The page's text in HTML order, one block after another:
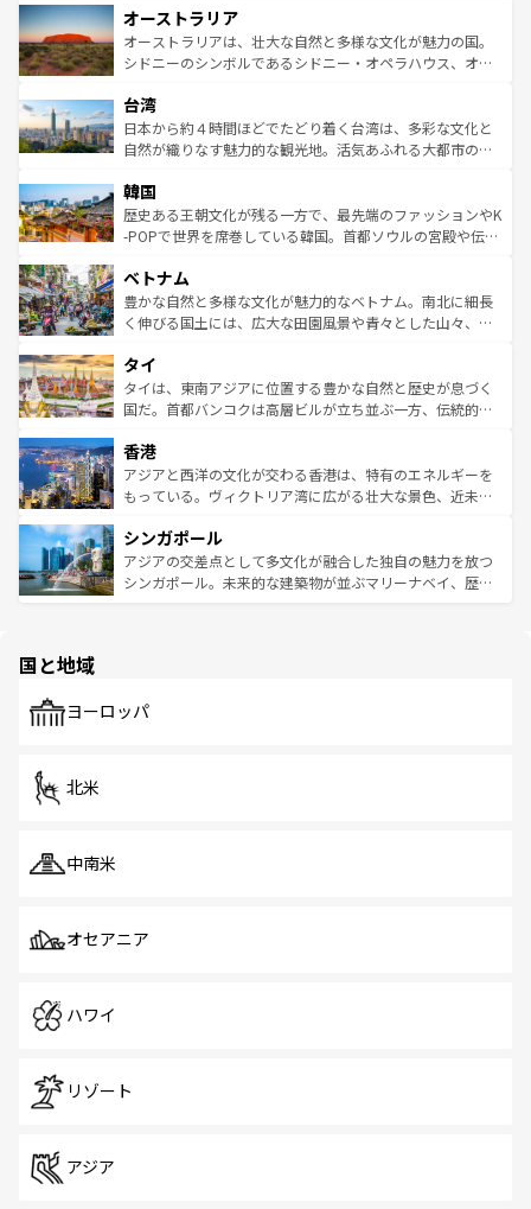
部のニューオーリンズでは、音楽と美食が融合した独特の
文化が魅力。旅行者はアメリカの各地域で異なる魅力を楽
しみながら、その多様性と豊かな歴史を感じることができ
ならではの贅沢な旅のスタイルだ。 なお、新着のアメリカ
情報はコンテンツ一覧を参照してほしい。
ワイ島は見逃せない。また、定番の観光地といえばオアフ
島だが、静かな自然を求めるならマウイ島やカウアイ島が
おすすめ。エメラルドグリーンに輝く海をはじめ、豊かな
れるおもてなしの心で訪れる人々を迎えてくれるハワイの
人々、おいしいローカルフードやハワイアンミュージッ
ク、伝統的なフラダンスなど、すべてがハワイの魅力を彩
ワイを、存分に味わってほしい。 なお、新着のハワイ情報
はコンテンツ一覧を参照してほしい。
オーストラリア
オーストラリアは、壮大な自然と多様な文化が魅力の国。
シドニーのシンボルであるシドニー・オペラハウス、オー
リアリーフや大陸中央部にそびえるウルル（エアーズロッ
ク）、タスマニアの美しい原生林やケアンズの熱帯雨林な
ど、見どころがたくさん。また、カフェやワイン、オージ
いる。アクティビティも充実しており、サーフィンやダイ
ビング、ハイキングなど、アウトドア好きにはたまらな
い。オーストラリアの多彩な魅力を存分に味わいつくそ
参照してほしい。
台湾
日本から約４時間ほどでたどり着く台湾は、多彩な文化と
自然が織りなす魅力的な観光地。活気あふれる大都市の台
ン）、静ひつな山岳地帯である台湾東部など、都市の喧騒
と山間の静けさが共存しており、訪れる人に新しい発見と
驚きをもたらしてくれる。また、奥深い台湾の食文化も魅
容にもいいと評判のスイーツなど、バラエティ豊かな料理
が味わえる。 なお、新着の台湾情報は コンテンツ一覧を参
照してほしい。
韓国
歴史ある王朝文化が残る一方で、最先端のファッションやK
-POPで世界を席巻している韓国。首都ソウルの宮殿や伝統
き、地方に足を延ばせば四季折々の自然美を楽しむことが
できる。そして、キムチや焼肉、絶品のストリートフード
まで、さまざまな韓国料理が待っている。夜には、韓国な
リティに包まれながら、韓国の多彩な魅力を心ゆくまで味
わってみてほしい。 なお、新着の韓国情報はコンテンツ一
覧を参照してほしい。
ベトナム
豊かな自然と多様な文化が魅力的なベトナム。南北に細長
く伸びる国土には、広大な田園風景や青々とした山々、世
急速な発展と共に伝統が息づく。ハノイの古い町並みやホ
ーチミン市のフランス統治時代の建物も、独特の雰囲気を
醸し出している。また、バラエティの豊かさとおいしさで
とつ。フォーやバインミー、ベトナムコーヒーなどは、ぜ
ひ現地で味わいたい。どの地域を訪れてもあたたかい人々
が旅行者を迎えてくれるので、きっと忘れられない旅にな
参照してほしい。
タイ
タイは、東南アジアに位置する豊かな自然と歴史が息づく
国だ。首都バンコクは高層ビルが立ち並ぶ一方、伝統的な
の活気が交差している。北部ではチェンマイなどの山岳地
帯で自然と触れ合い、南部ではプーケットやクラビの美し
いビーチでリゾート気分を楽しむことができる。タイ料理
激する。気候は一年中温暖で、どの季節にも異なる楽しみ
が待っている。親しみやすいタイの人々、仏教を中心とし
た文化、そして多様な観光資源が、訪れる旅人を魅了し続
香港
アジアと西洋の文化が交わる香港は、特有のエネルギーを
もっている。ヴィクトリア湾に広がる壮大な景色、近未来
み、どこを訪れても感動するはず。観光スポットが密集し
ており、効率よく見どころを回れるのも魅力。息をのむよ
うな絶景から文化的な体験まで、香港を存分に楽しみ尽く
シンガポール
アジアの交差点として多文化が融合した独自の魅力を放つ
シンガポール。未来的な建築物が並ぶマリーナベイ、歴史
で、ホーカーズは地元の風情を楽しめる外せないスポット
国と地域
ヨーロッパ
北米
中南米
オセアニア
ハワイ
リゾート
アジア